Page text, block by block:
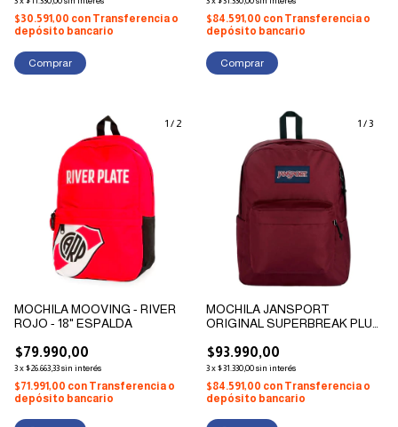
$30.591,00 con Transferencia o
depósito bancario
$84.591,00 con Transferencia o
depósito bancario
1 / 2
MOCHILA MOOVING - RIVER
ROJO - 18" ESPALDA
$79.990,00
3x$26.663,33sin interés
$71.991,00 con Transferencia o
depósito bancario
1 /3
MOCHILA JANSPORT
ORIGINAL SUPERBREAK PLUS
$93.990,00
3x$31.330,00sin interés
$84.591,00 con Transferencia o
depósito bancario